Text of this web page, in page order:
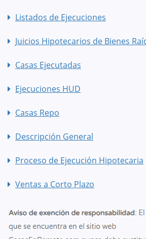
Listados de Ejecuciones
Juicios Hipotecarios de Bienes
Casas Ejecutadas
Ejecuciones HUD
Casas Repo
Descripción General
Proceso de Ejecución Hipotecaria
Ventas a Corto Plazo